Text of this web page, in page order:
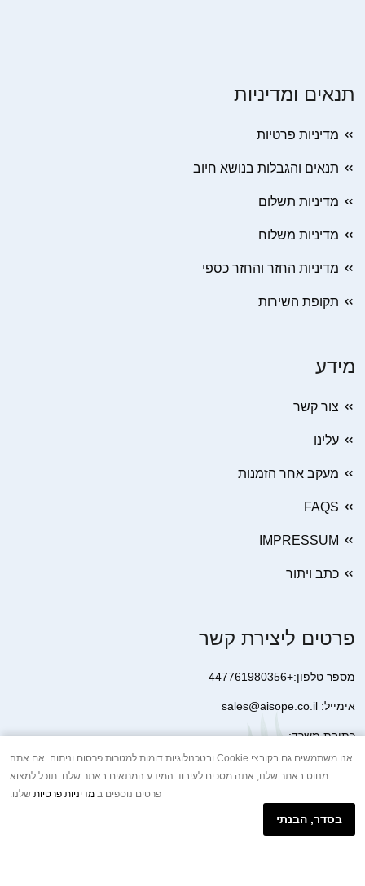
תנאים ומדיניות
מדיניות פרטיות
תנאים והגבלות בנושא חיוב
מדיניות תשלום
מדיניות משלוח
מדיניות החזר והחזר כספי
תקופת השירות
מידע
צור קשר
עלינו
מעקב אחר הזמנות
FAQS
IMPRESSUM
כתב ויתור
פרטים ליצירת קשר
מספר טלפון:+447761980356
אימייל: sales@aisope.co.il
כתובת משרד:
41 Devonshire Street Ground Floor Office 1 London W1G 7AJ
United Kingdom
+44 7410 2065017
הודעת וואטסאפ באינטרנט
אנו משתמשים גם בקובצי Cookie ובטכנולוגיות דומות למטרות פרסום וניתוח. אם אתה
מנווט באתר שלנו, אתה מסכים לעיבוד המידע המתאים באתר שלנו. תוכל למצוא
פרטים נוספים ב מדיניות פרטיות שלנו.
בסדר, הבנתי